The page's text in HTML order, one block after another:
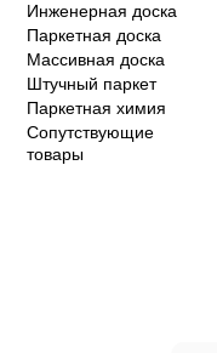
Инженерная доска
Паркетная доска
Массивная доска
Штучный паркет
Паркетная химия
Сопутствующие
товары